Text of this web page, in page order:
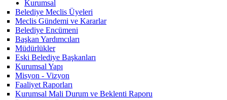
Kurumsal
Belediye Meclis Üyeleri
Meclis Gündemi ve Kararlar
Belediye Encümeni
Başkan Yardımcıları
Müdürlükler
Eski Belediye Başkanları
Kurumsal Yapı
Misyon - Vizyon
Faaliyet Raporları
Kurumsal Mali Durum ve Beklenti Raporu